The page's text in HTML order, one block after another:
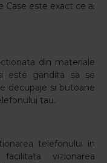
Case este exact ce ai
din materiale
este gandita sa se
decupaje si butoane
tau.
telefonului in
vizionarea